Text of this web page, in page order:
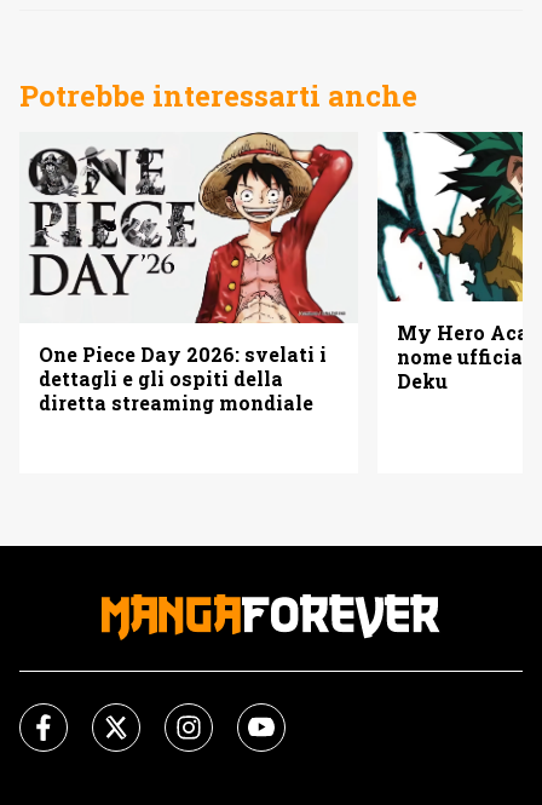
Potrebbe interessarti anche
One Piece Day 2026: svelati i
dettagli e gli ospiti della
diretta streaming mondiale
My Hero
nome
Deku